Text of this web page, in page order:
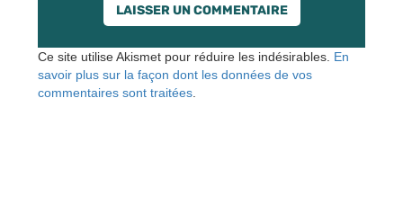
Ce site utilise Akismet pour réduire les indésirables. En
savoir plus sur la façon dont les données de vos
commentaires sont traitées